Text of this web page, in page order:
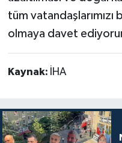
tüm
olmaya davet
Kaynak: İHA